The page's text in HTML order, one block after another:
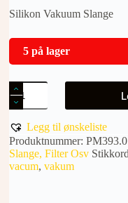
Silikon Vakuum Slange
5 på lager
SILIKON
VAKUUM
SLANGE
antallLegg til ønskeliste
Produktnummer:
Slange, Filter Osv
vacum, vakum